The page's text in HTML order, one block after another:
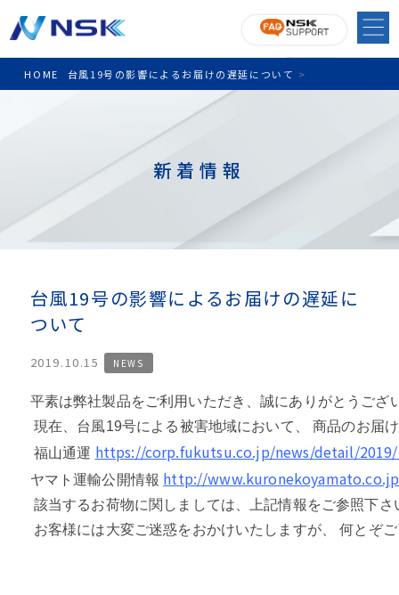
HOME >
台風19号の影響によるお届けの遅延について
新着情報
台風19号の影響によるお届けの遅延に
ついて
2019.10.15 NEWS
平素は弊社製品をご利用いただき、誠にありがとうござ
現在、台風19号による被害地域において、 商品のお届
福山通運 https://corp.fukutsu.co.jp/news/detail/
ヤマト運輸公開情報 http://
該当するお荷物に関しましては、上記情報をご参照下さ
お客様には大変ご迷惑をおかけいたしますが、 何とぞ